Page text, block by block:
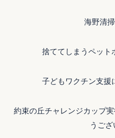
海野清
捨ててしまうペット
子どもワクチン支援
約束の丘チャレンジカップ
うござ